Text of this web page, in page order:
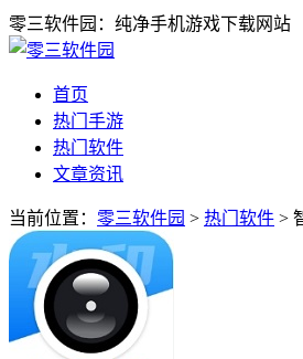
零三软件园：纯净手机游戏下载网站
首页
热门手游
热门软件
文章资讯
当前位置： 零三软件园 > 热门软件 >